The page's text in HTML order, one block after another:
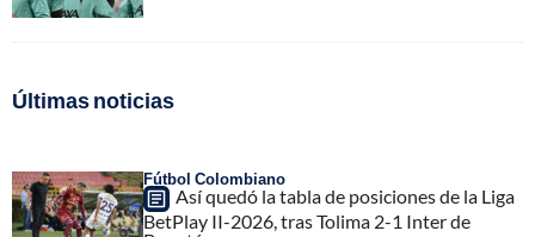
Últimas noticias
Fútbol Colombiano
Así quedó la tabla de posiciones de la Liga
BetPlay II-2026, tras Tolima 2-1 Inter de